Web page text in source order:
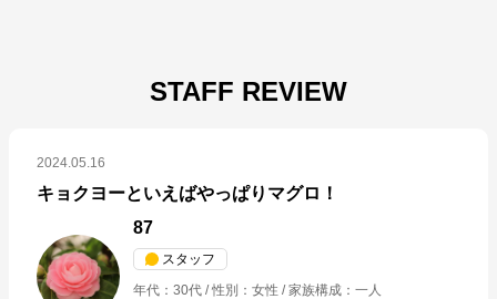
STAFF REVIEW
2024.05.16
キョクヨーといえばやっぱりマグロ！
87
スタッフ
年代 ： 30代 性別 ： 女性 家族構成 ： 一人